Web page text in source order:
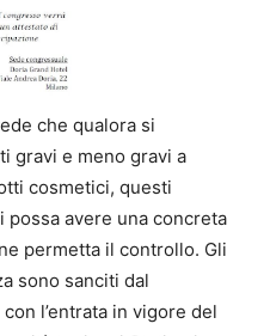
che qualora si
gravi e meno gravi a
cosmetici, questi
avere una concreta
permetta il controllo. Gli
sono sanciti dal
l’entrata in vigore del